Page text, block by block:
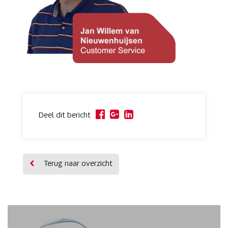
Deel dit bericht
Terug naar overzicht